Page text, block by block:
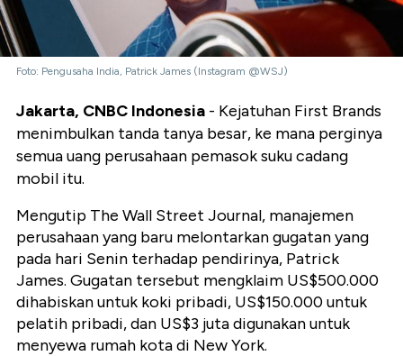
Foto: Pengusaha India, Patrick James (Instagram @WSJ)
Jakarta, CNBC Indonesia - Kejatuhan First Brands
menimbulkan tanda tanya besar, ke mana perginya
semua uang perusahaan pemasok suku cadang
mobil itu.
Mengutip The Wall Street Journal, manajemen
perusahaan yang baru melontarkan gugatan yang
pada hari Senin terhadap pendirinya, Patrick
James. Gugatan tersebut mengklaim US$500.000
dihabiskan untuk koki pribadi, US$150.000 untuk
pelatih pribadi, dan US$3 juta digunakan untuk
menyewa rumah kota di New York.